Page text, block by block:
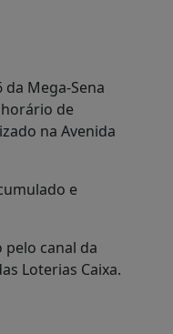
da Mega-Sena
de
na Avenida
e
canal da
Loterias Caixa.